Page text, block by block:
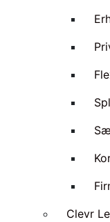
Clevr